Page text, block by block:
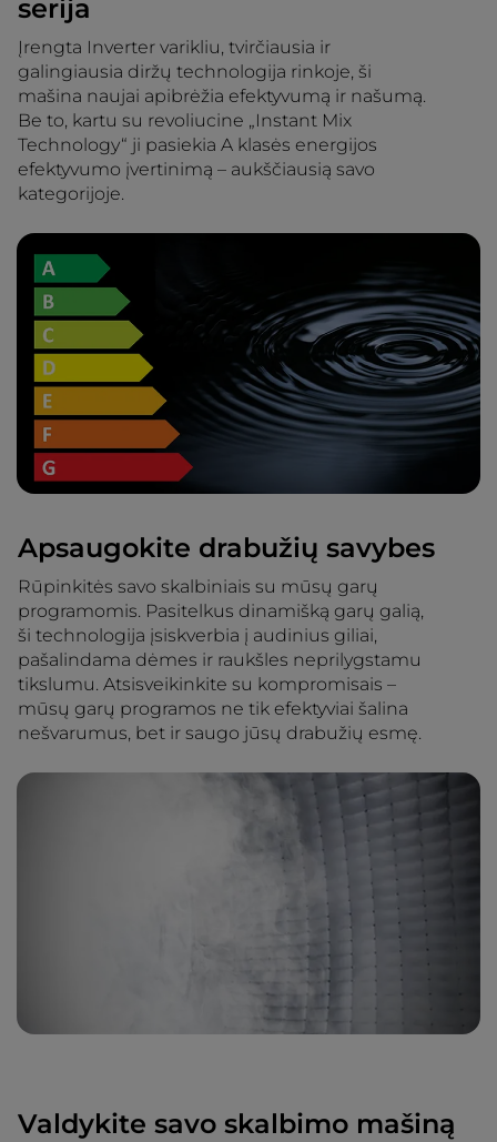
serija
Įrengta Inverter varikliu, tvirčiausia ir
galingiausia diržų technologija rinkoje, ši
mašina naujai apibrėžia efektyvumą ir našumą.
Be to, kartu su revoliucine „Instant Mix
Technology“ ji pasiekia A klasės energijos
efektyvumo įvertinimą – aukščiausią savo
kategorijoje.
Apsaugokite drabužių savybes
Rūpinkitės savo skalbiniais su mūsų garų
programomis. Pasitelkus dinamišką garų galią,
ši technologija įsiskverbia į audinius giliai,
pašalindama dėmes ir raukšles neprilygstamu
tikslumu. Atsisveikinkite su kompromisais –
mūsų garų programos ne tik efektyviai šalina
nešvarumus, bet ir saugo jūsų drabužių esmę.
Valdykite savo skalbimo mašiną